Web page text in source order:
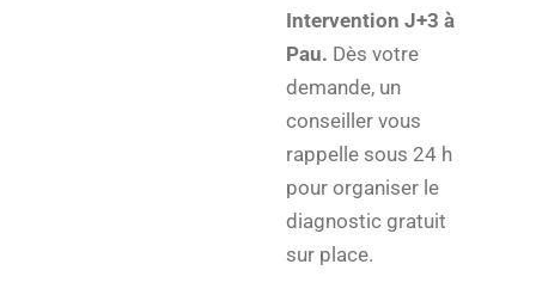
Intervention J+3 à
Pau. Dès votre
demande, un
conseiller vous
rappelle sous 24 h
pour organiser le
diagnostic gratuit
sur place.